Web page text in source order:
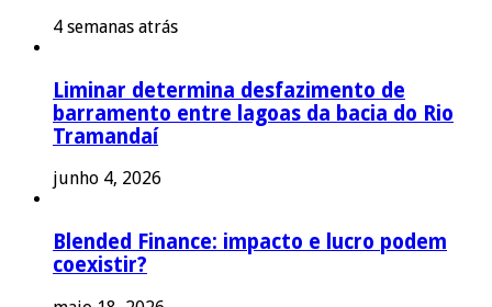
4 semanas atrás
Liminar determina desfazimento de
barramento entre lagoas da bacia do Rio
Tramandaí
junho 4, 2026
Blended Finance: impacto e lucro podem
coexistir?